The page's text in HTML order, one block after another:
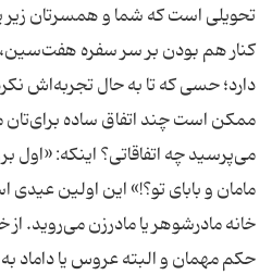
تحویلی است که شما و همسرتان زیر
کنار هم بودن بر سر سفره
دارد؛ حسی که تا به حال تجربه‌اش
ممکن است چند اتفاق ساده
می‌پرسید چه اتفاقاتی؟ اینکه: «اول
مامان و بابای تو؟!» این اولین
خانه مادرشوهر یا مادرزن می‌روید.
حکم مهمان و البته عروس یا داماد